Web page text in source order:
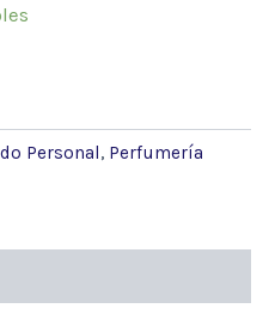
Personal, Perfumería